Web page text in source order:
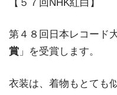
【５７回NHK紅白】
第４８回日本レコード
賞 」を受賞します。
衣装は、着物もとても